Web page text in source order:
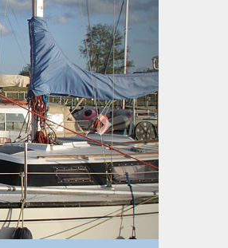
Następny